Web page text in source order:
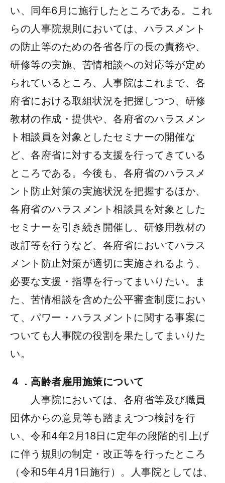
い、同年6月に施行したところである。これ
らの人事院規則においては、ハラスメント
の防止等のための各省各庁の長の責務や、
研修等の実施、苦情相談への対応等が定め
られているところ、人事院はこれまで、各
府省における取組状況を把握しつつ、研修
教材の作成・提供や、各府省のハラスメン
ト相談員を対象としたセミナーの開催な
ど、各府省に対する支援を行ってきている
ところである。今後も、各府省のハラスメ
ント防止対策の実施状況を把握するほか、
各府省のハラスメント相談員を対象とした
セミナーを引き続き開催し、研修用教材の
改訂等を行うなど、各府省においてハラス
メント防止対策が適切に実施されるよう、
必要な支援・指導を行ってまいりたい。ま
た、苦情相談を含めた公平審査制度におい
て、パワー・ハラスメントに関する事案に
ついても人事院の役割を果たしてまいりた
い。
４．高齢者雇用施策について
人事院においては、各府省等及び職員
団体からの意見等も踏まえつつ検討を行
い、令和4年2月18日に定年の段階的引上げ
に伴う規則の制定・改正等を行ったところ
（令和5年4月1日施行）。人事院としては、